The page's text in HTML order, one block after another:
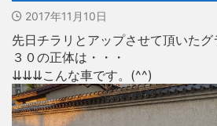
2017年11月10日
先日チラリとアップさせて頂いたグ
３０の正体は・・・
⇊⇊⇊こんな車です。(^^)